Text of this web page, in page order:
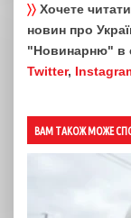
〉〉 Хочете
новин про
"Новинарню" в
Twitter,
ВАМ ТАКОЖ МОЖЕ